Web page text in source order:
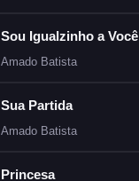
Sou Igualzinho a Você
Amado Batista
Sua Partida
Amado Batista
Princesa